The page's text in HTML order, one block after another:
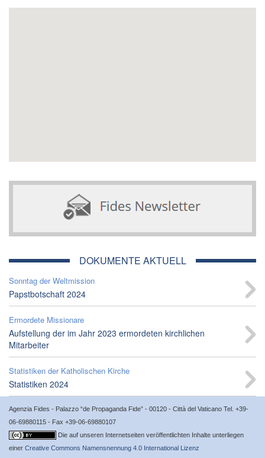
DOKUMENTE AKTUELL
Sonntag der Weltmission
Papstbotschaft 2024
Ermordete Missionare
Aufstellung der im Jahr 2023 ermordeten kirchlichen
Mitarbeiter
Statistiken der Katholischen Kirche
Statistiken 2024
Agenzia Fides - Palazzo “de Propaganda Fide” - 00120 - Città del Vaticano Tel. +39-
06-69880115 - Fax +39-06-69880107
Die auf unseren Internetseiten veröffentlichten Inhalte unterliegen
einer Creative Commons Namensnennung 4.0 International Lizenz